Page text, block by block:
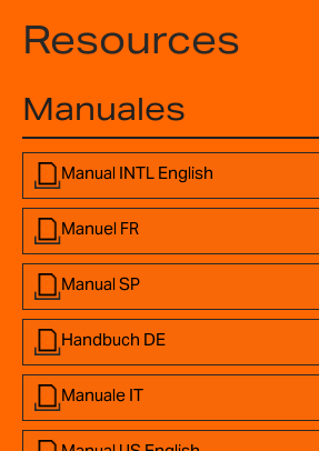
Resources
Manuales
Manual INTL English
Manuel FR
Manual SP
Handbuch DE
Manuale IT